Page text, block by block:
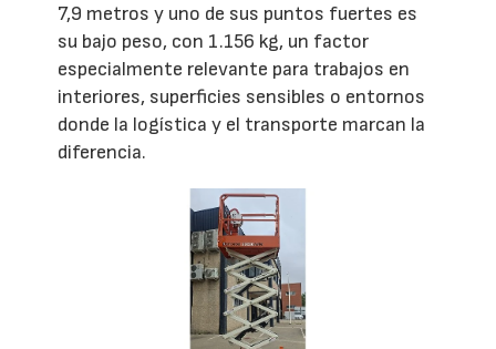
7,9 metros y uno de sus puntos fuertes es
su bajo peso, con 1.156 kg, un factor
especialmente relevante para trabajos en
interiores, superficies sensibles o entornos
donde la logística y el transporte marcan la
diferencia.